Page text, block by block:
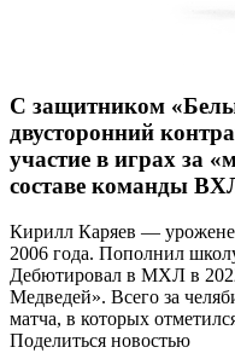
С защитником
двусторонний
участие в играх за
составе команды
Кирилл Каряев —
2006 года. Пополнил
Дебютировал в МХЛ в
Медведей». Всего за
матча, в которых
Поделиться новостью